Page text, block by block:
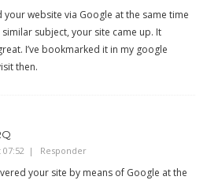
your website via Google at the same time
subject, your site came up. It
I’ve bookmarked it in my google
then.
Responder
your site by means of Google at the